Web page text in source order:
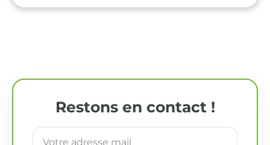
Restons en contact !